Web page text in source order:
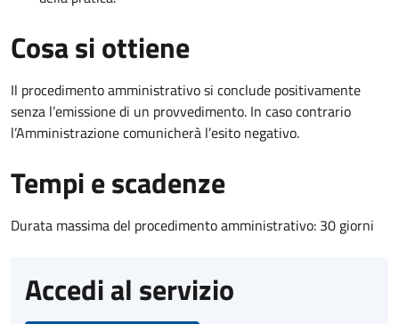
Cosa si ottiene
Il procedimento amministrativo si conclude positivamente
senza l’emissione di un provvedimento. In caso contrario
l’Amministrazione comunicherà l’esito negativo.
Tempi e scadenze
Durata massima del procedimento amministrativo: 30 giorni
Accedi al servizio